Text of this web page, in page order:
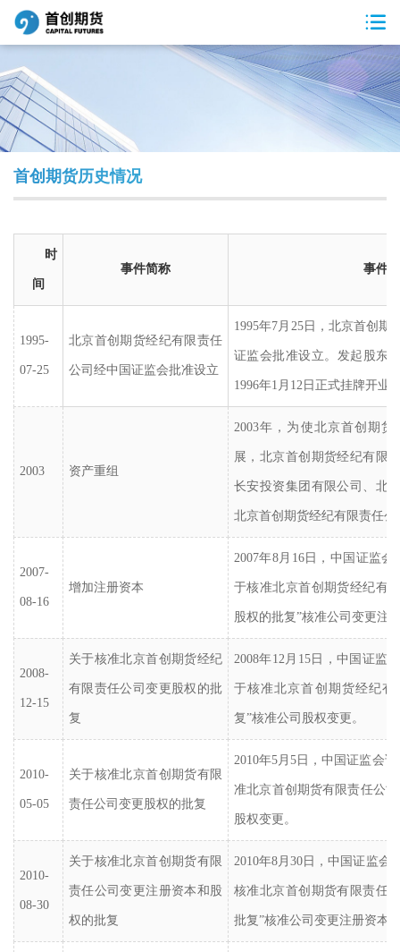
首创期货历史情况
时
间
事件简称 事件
1995-
07-25
北京首创期货经纪有限责任
公司经中国证监会批准设立
1995年7月25日，北京首创期
证监会批准设立。发起股东
1996年1月12日正式挂牌开业
2003 资产重组
2003年，为使北京首创期货
展，北京首创期货经纪有限
长安投资集团有限公司、北
北京首创期货经纪有限责任
2007-
08-16
增加注册资本
2007年8月16日，中国证监会
于核准北京首创期货经纪有
股权的批复”核准公司变更注
2008-
12-15
关于核准北京首创期货经纪
有限责任公司变更股权的批
复
2008年12月15日，中国证监
于核准北京首创期货经纪
复”核准公司股权变更。
2010-
05-05
关于核准北京首创期货有限
责任公司变更股权的批复
2010年5月5日，中国证监会
准北京首创期货有限责任公
股权变更。
2010-
08-30
关于核准北京首创期货有限
责任公司变更注册资本和股
权的批复
2010年8月30日，中国证监会
核准北京首创期货有限责任
批复”核准公司变更注册资本